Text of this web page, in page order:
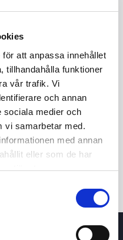
att anpassa innehållet
tillhandahålla funktioner
vår trafik. Vi
och annan
sociala medier och
vi samarbetar med.
med annan
eller som de har
tjänster.
3m 1å 5å